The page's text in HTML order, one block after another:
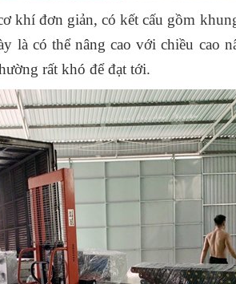
khí đơn giản, có kết cấu gồm
là có thể nâng cao với chiều cao
rất khó để đạt tới.
Các hãng xe
nâng tay Sitom,
Maihui, Niuli có
Cách
xe
thông